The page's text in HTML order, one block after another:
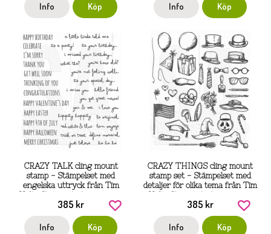
Info Köp Info Köp
CRAZY TALK cling mount
stamp - Stämpelset med
engelska uttryck från Tim
385 kr
Info Köp
CRAZY THINGS cling mount
stamp set - Stämpelset med
detaljer för olika tema från Tim
385 kr
Info Köp